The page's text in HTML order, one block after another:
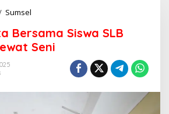
Sumsel
B
A
U
Bersama Siswa SLB
Seni